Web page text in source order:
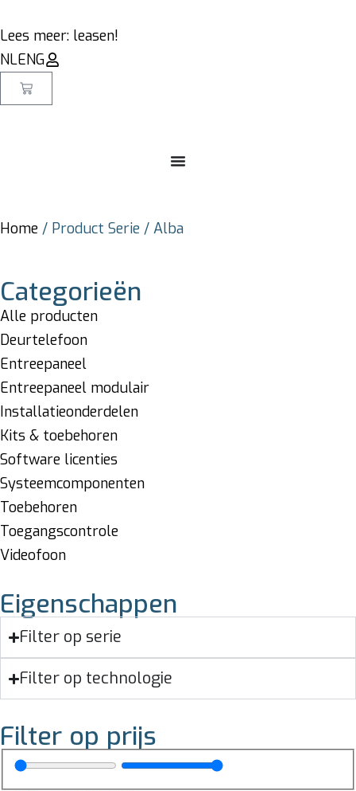
Lees meer: leasen!
NLENG
Home / Product Serie / Alba
Categorieën
Alle producten
Deurtelefoon
Entreepaneel
Entreepaneel modulair
Installatieonderdelen
Kits & toebehoren
Software licenties
Systeemcomponenten
Toebehoren
Toegangscontrole
Videofoon
Eigenschappen
Filter op serie
Filter op technologie
Filter op prijs